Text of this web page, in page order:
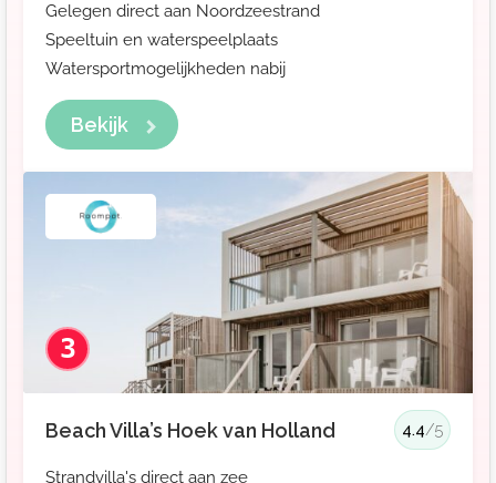
Gelegen direct aan Noordzeestrand
Speeltuin en waterspeelplaats
Watersportmogelijkheden nabij
Bekijk
3
Beach Villa’s Hoek van Holland 4.4/5
Strandvilla's direct aan zee